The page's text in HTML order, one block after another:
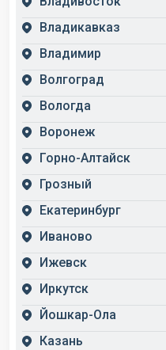
Владикавказ
Владимир
Волгоград
Вологда
Воронеж
Горно-Алтайск
Грозный
Екатеринбург
Иваново
Ижевск
Иркутск
Йошкар-Ола
Казань